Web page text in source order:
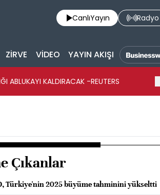
CanlıYayın Radyo
ZİRVE VİDEO YAYIN AKIŞI
ABLUKAYI KALDIRACAK -REUTERS
Çıkanlar
Türkiye'nin 2025 büyüme tahminini yükseltti